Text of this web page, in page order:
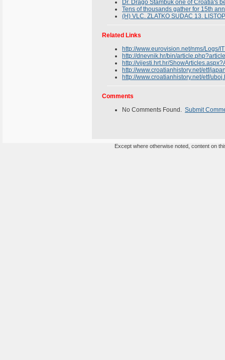
Dr. Drago Štambuk one of Croatia's
Tens of thousands gather for 15th
(H) VLC. ZLATKO SUDAC 13.
Related Links
http://www.eurovision.net/nms/Logs/
http://dnevnik.hr/bin/
http://vijesti.hrt.hr/
http://www.croatianhistory.net/etf/
http://www.croatianhistory.net/etf/
Comments
No Comments Found. Submit
Except where otherwise noted, content on